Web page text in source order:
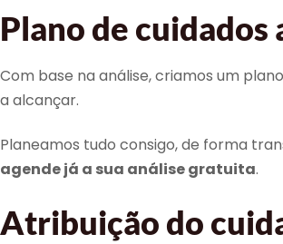
Plano de cuidados
Com base na análise, criamos um
a alcançar.
Planeamos tudo consigo, de forma
agende já a sua análise gratuita.
Atribuição do